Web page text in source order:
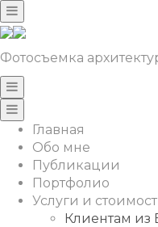
Фотосъемка
Главная
Обо мне
Публикации
Портфолио
Услуги и
Клиентам из